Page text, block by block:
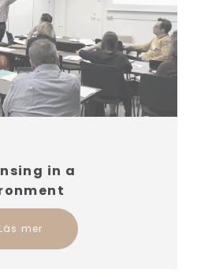
in a
Läs mer